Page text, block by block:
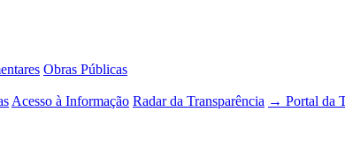
Obras Públicas
Acesso à Informação Radar da Transparência → Portal da